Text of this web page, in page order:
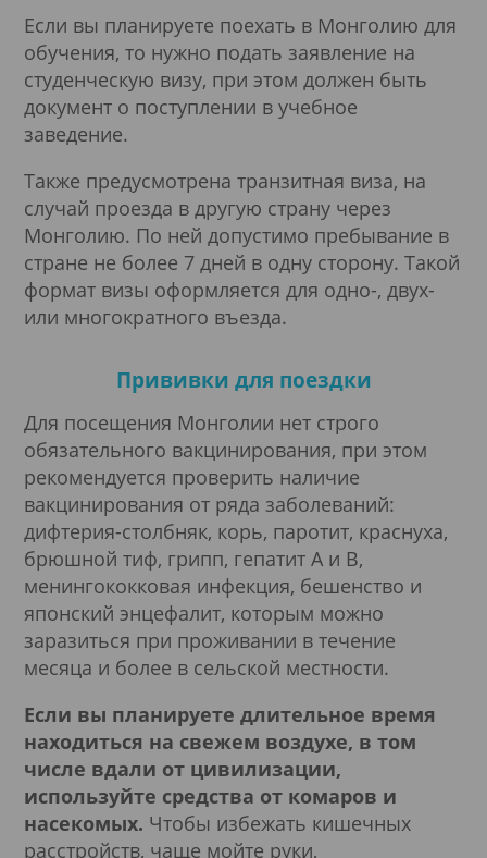
Если вы планируете поехать в Монголию для
обучения, то нужно подать заявление на
студенческую визу, при этом должен быть
документ о поступлении в учебное
заведение.
Также предусмотрена транзитная виза, на
случай проезда в другую страну через
Монголию. По ней допустимо пребывание в
стране не более 7 дней в одну сторону. Такой
формат визы оформляется для одно-, двух-
или многократного въезда.
Прививки для поездки
Для посещения Монголии нет строго
обязательного вакцинирования, при этом
рекомендуется проверить наличие
вакцинирования от ряда заболеваний:
дифтерия-столбняк, корь, паротит, краснуха,
брюшной тиф, грипп, гепатит А и В,
менингококковая инфекция, бешенство и
японский энцефалит, которым можно
заразиться при проживании в течение
месяца и более в сельской местности.
Если вы планируете длительное время
находиться на свежем воздухе, в том
числе вдали от цивилизации,
используйте средства от комаров и
насекомых. Чтобы избежать кишечных
расстройств, чаще мойте руки,